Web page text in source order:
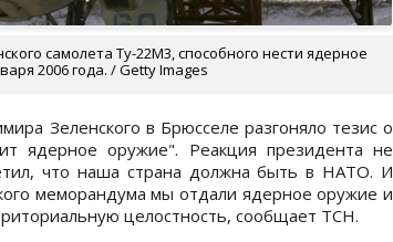
самолета Ту-22М3, способного нести ядерное
2006 года. / Getty Images
Зеленского в Брюсселе разгоняло тезис о
ядерное оружие". Реакция президента не
что наша страна должна быть в НАТО. И
меморандума мы отдали ядерное оружие и
целостность, сообщает ТСН.